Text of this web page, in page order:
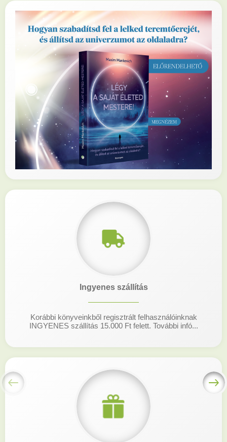
Ingyenes szállítás
Korábbi könyveinkből regisztrált felhasználóinknak
INGYENES szállítás 15.000 Ft felett. További infó...